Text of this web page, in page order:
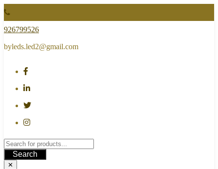
Skip
to
content
926799526
byleds.led2@gmail.com
Search
✕